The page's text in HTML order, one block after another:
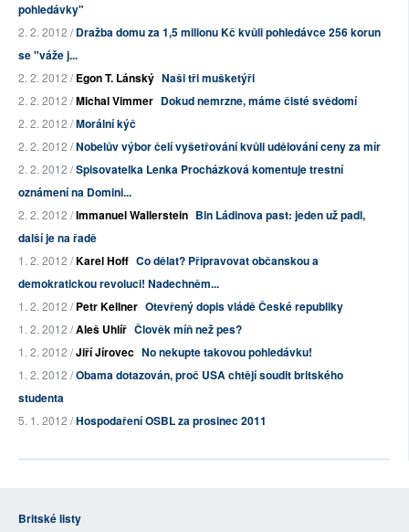
pohledávky"
2. 2. 2012 /Dražba domu za 1,5 milionu Kč kvůli pohledávce 256 korun
se "váže j...
2. 2. 2012 /Egon T. Lánský Naši tři mušketýři
2. 2. 2012 /Michal Vimmer Dokud nemrzne, máme čisté svědomí
2. 2. 2012 /Morální kýč
2. 2. 2012 /Nobelův výbor čelí vyšetřování kvůli udělování ceny za mír
2. 2. 2012 /Spisovatelka Lenka Procházková komentuje trestní
oznámení na Domini...
2. 2. 2012 /Immanuel Wallerstein Bin Ládinova past: jeden už padl,
další je na řadě
1. 2. 2012 /Karel Hoff Co dělat? Připravovat občanskou a
demokratickou revoluci! Nadechněm...
1. 2. 2012 /Petr Kellner Otevřený dopis vládě České republiky
1. 2. 2012 /Aleš Uhlíř Člověk míň než pes?
1. 2. 2012 /Jiří Jírovec No nekupte takovou pohledávku!
1. 2. 2012 /Obama dotazován, proč USA chtějí soudit britského
studenta
5. 1. 2012 /Hospodaření OSBL za prosinec 2011
Britské listy